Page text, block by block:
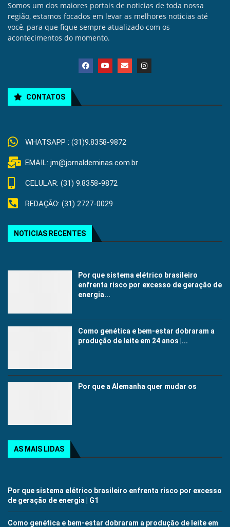
Somos um dos maiores portais de noticias de toda nossa
região, estamos focados em levar as melhores noticias até
você, para que fique sempre atualizado com os
acontecimentos do momento.
CONTATOS
WHATSAPP : (31)9.8358-9872
EMAIL: jm@jornaldeminas.com.br
CELULAR: (31) 9.8358-9872
REDAÇÃO: (31) 2727-0029
NOTICIAS RECENTES
Por que sistema elétrico brasileiro
enfrenta risco por excesso de geração de
energia...
Como genética e bem-estar dobraram a
produção de leite em 24 anos |...
Por que a Alemanha quer mudar os
AS MAIS LIDAS
Por que sistema elétrico brasileiro enfrenta risco por excesso
de geração de energia | G1
Como genética e bem-estar dobraram a produção de leite em